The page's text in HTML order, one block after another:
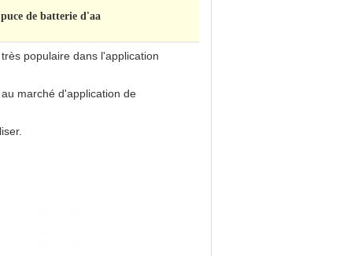
de batterie d'aa
populaire dans l'application
marché d'application de